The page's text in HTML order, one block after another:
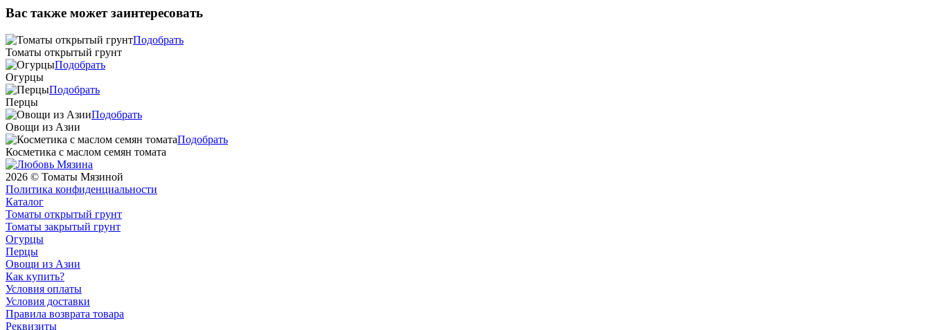
Вас также может заинтересовать
Томаты открытый грунт
Подобрать
Огурцы
Подобрать
Перцы
Подобрать
Овощи из Азии
Подобрать
Косметика с маслом семян томата
Подобрать
2026 © Томаты Мязиной
Политика конфиденциальности
Каталог
Томаты открытый грунт
Томаты закрытый грунт
Огурцы
Перцы
Овощи из Азии
Как купить?
Условия оплаты
Условия доставки
Правила возврата товара
Реквизиты